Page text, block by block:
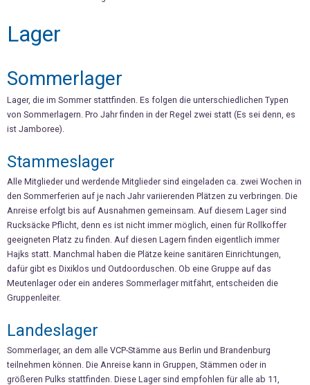
Lager
Sommerlager
Lager, die im Sommer stattfinden. Es folgen die unterschiedlichen Typen
von Sommerlagern. Pro Jahr finden in der Regel zwei statt (Es sei denn, es
ist Jamboree).
Stammeslager
Alle Mitglieder und werdende Mitglieder sind eingeladen ca. zwei Wochen in
den Sommerferien auf je nach Jahr variierenden Plätzen zu verbringen. Die
Anreise erfolgt bis auf Ausnahmen gemeinsam. Auf diesem Lager sind
Rucksäcke Pflicht, denn es ist nicht immer möglich, einen für Rollkoffer
geeigneten Platz zu finden. Auf diesen Lagern finden eigentlich immer
Hajks statt. Manchmal haben die Plätze keine sanitären Einrichtungen,
dafür gibt es Dixiklos und Outdoorduschen. Ob eine Gruppe auf das
Meutenlager oder ein anderes Sommerlager mitfährt, entscheiden die
Gruppenleiter.
Landeslager
Sommerlager, an dem alle VCP-Stämme aus Berlin und Brandenburg
teilnehmen können. Die Anreise kann in Gruppen, Stämmen oder in
größeren Pulks stattfinden. Diese Lager sind empfohlen für alle ab 11,